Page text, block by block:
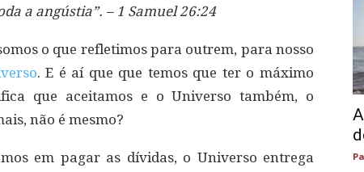
a angústia”. – 1 Samuel 26:24
o que refletimos para outrem, para nosso
. E é aí que que temos que ter o máximo
que aceitamos e o Universo também, o
não é mesmo?
em pagar as dívidas, o Universo entrega